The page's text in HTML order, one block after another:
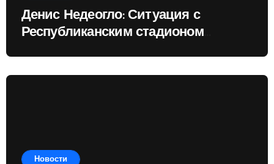
Денис Недеогло: Ситуация с
Республиканским стадионом
Новости